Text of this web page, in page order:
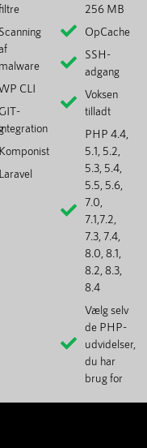
Scanning
malware
CLI
GIT-
Komponist
Laravel
256 MB
OpCache
SSH-
adgang
Voksen
tilladt
PHP 4.4,
5.1, 5.2,
5.3, 5.4,
5.5, 5.6,
7.0,
7.1,7.2,
7.3, 7.4,
8.0, 8.1,
8.2, 8.3,
8.4
Vælg selv
de PHP-
udvidelser,
du har
brug for